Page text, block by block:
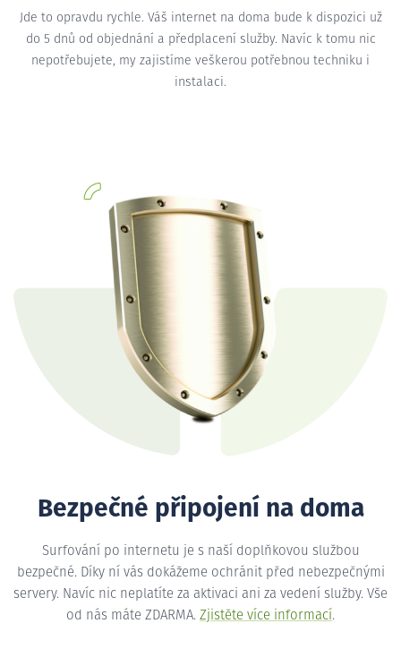
Jde to opravdu rychle. Váš internet na doma bude k dispozici už
do 5 dnů od objednání a předplacení služby. Navíc k tomu nic
nepotřebujete, my zajistíme veškerou potřebnou techniku i
instalaci.
Bezpečné připojení na doma
Surfování po internetu je s naší doplňkovou službou
bezpečné. Díky ní vás dokážeme ochránit před nebezpečnými
servery. Navíc nic neplatíte za aktivaci ani za vedení služby. Vše
od nás máte ZDARMA. Zjistěte více informací.